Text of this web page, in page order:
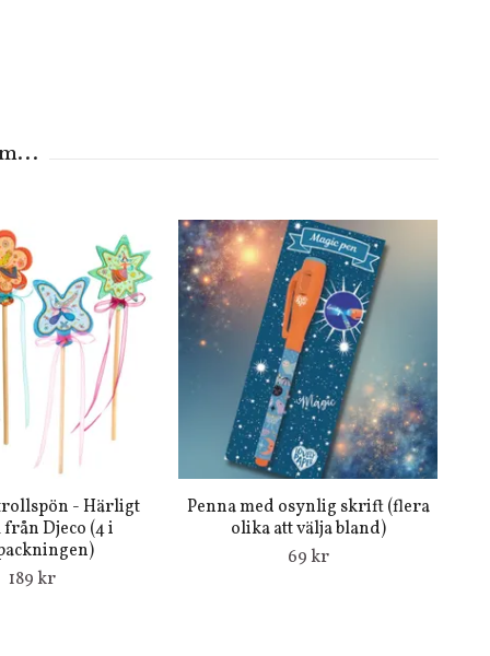
- Härligt
från Djeco (4 i
189 kr
Penna med osynlig skrift (flera
olika att välja bland)
69 kr